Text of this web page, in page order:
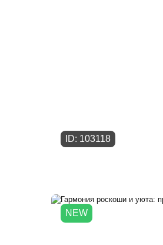
ID: 103118
NEW